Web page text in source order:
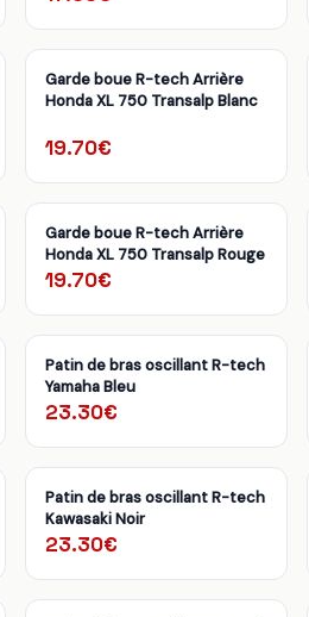
Garde boue R-tech Arrière
Honda XL 750 Transalp Blanc
19.70€
Garde boue R-tech Arrière
Honda XL 750 Transalp Rouge
19.70€
Patin de bras oscillant R-tech
Yamaha Bleu
23.30€
Patin de bras oscillant R-tech
Kawasaki Noir
23.30€